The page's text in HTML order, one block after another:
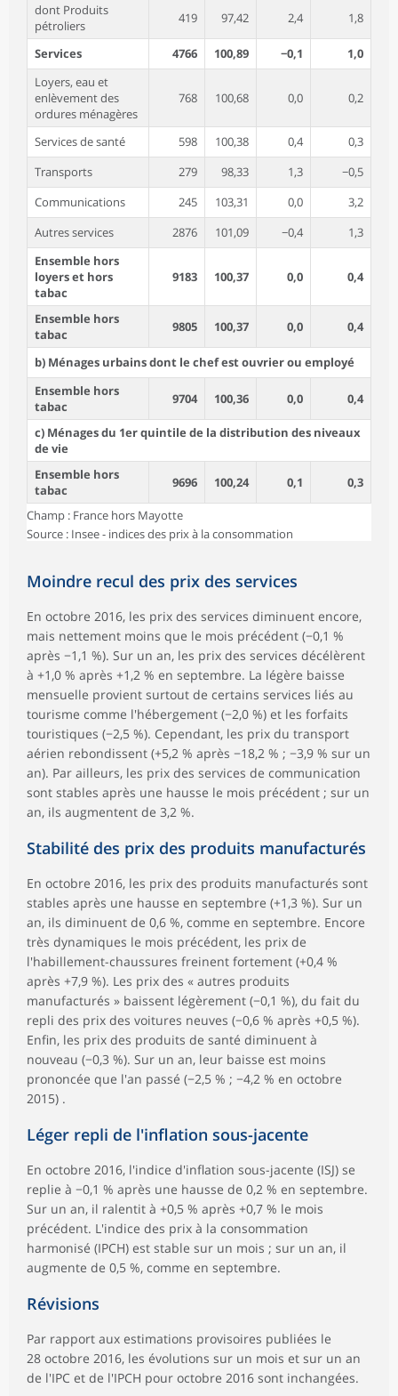
dont Produits
pétroliers
419 97,42 2,4 1,8
Services 4766 100,89 −0,1
1,0
Loyers, eau et
enlèvement des
ordures ménagères
768 100,68 0,0 0,2
Services de santé 598 100,38 0,4
0,3
Transports
279 98,33 1,3
−0,5
Communications
245 103,31 0,0
3,2
Autres services
2876 101,09 −0,4
1,3
Ensemble hors
loyers et hors
tabac
9183 100,37 0,0 0,4
Ensemble hors
tabac
9805 100,37 0,0 0,4
b) Ménages urbains dont le chef est ouvrier ou employé
Ensemble hors
tabac
9704 100,36 0,0 0,4
c) Ménages du 1er quintile de la distribution des niveaux
de vie
Ensemble hors
tabac
9696 100,24 0,1 0,3
Champ : France hors Mayotte
Source : Insee - indices des prix à la consommation
Moindre recul des prix des services
En octobre 2016, les prix des services diminuent encore,
mais nettement moins que le mois précédent (−0,1 %
après −1,1 %). Sur un an, les prix des services décélèrent
à +1,0 % après +1,2 % en septembre. La légère baisse
mensuelle provient surtout de certains services liés au
tourisme comme l'hébergement (−2,0 %) et les forfaits
touristiques (−2,5 %). Cependant, les prix du transport
aérien rebondissent (+5,2 % après −18,2 % ; −3,9 % sur un
an). Par ailleurs, les prix des services de communication
sont stables après une hausse le mois précédent ; sur un
an, ils augmentent de 3,2 %.
Stabilité des prix des produits manufacturés
En octobre 2016, les prix des produits manufacturés sont
stables après une hausse en septembre (+1,3 %). Sur un
an, ils diminuent de 0,6 %, comme en septembre. Encore
très dynamiques le mois précédent, les prix de
l'habillement-chaussures freinent fortement (+0,4 %
après +7,9 %). Les prix des « autres produits
manufacturés » baissent légèrement (−0,1 %), du fait du
repli des prix des voitures neuves (−0,6 % après +0,5 %).
Enfin, les prix des produits de santé diminuent à
nouveau (−0,3 %). Sur un an, leur baisse est moins
prononcée que l'an passé (−2,5 % ; −4,2 % en octobre
2015) .
Léger repli de l'inflation sous-jacente
En octobre 2016, l'indice d'inflation sous-jacente (ISJ) se
replie à −0,1 % après une hausse de 0,2 % en septembre.
Sur un an, il ralentit à +0,5 % après +0,7 % le mois
précédent. L'indice des prix à la consommation
harmonisé (IPCH) est stable sur un mois ; sur un an, il
augmente de 0,5 %, comme en septembre.
Révisions
Par rapport aux estimations provisoires publiées le
28 octobre 2016, les évolutions sur un mois et sur un an
de l'IPC et de l'IPCH pour octobre 2016 sont inchangées.